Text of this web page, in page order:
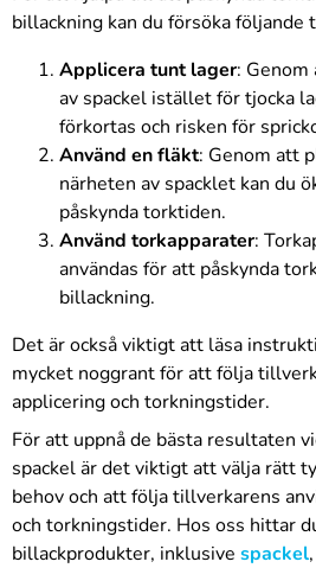
billackning kan du försöka följande
Applicera tunt lager:
av spackel istället för tjocka
förkortas och risken för
Använd en fläkt: Genom att
närheten av spacklet kan du
påskynda torktiden.
Använd torkapparater:
användas för att påskynda
billackning.
Det är också viktigt att läsa
mycket noggrant för att följa
applicering och torkningstider.
För att uppnå de bästa resultaten
spackel är det viktigt att välja rätt
behov och att följa tillverkarens
och torkningstider. Hos oss hittar
billackprodukter, inklusive spackel